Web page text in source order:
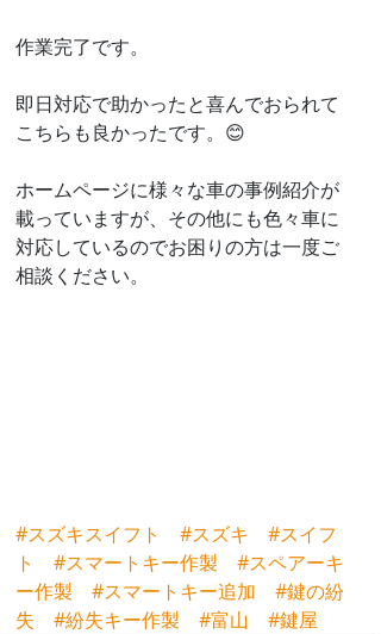
作業完了です。
即日対応で助かったと喜んでおられて
こちらも良かったです。😊
ホームページに様々な車の事例紹介が
載っていますが、その他にも色々車に
対応しているのでお困りの方は一度ご
相談ください。
#スズキスイフト #スズキ
#スイフ
ト
#スマートキー作製
#スペアーキ
ー作製
#スマートキー追加
#鍵の紛
失
#紛失キー作製 #富山 #鍵屋